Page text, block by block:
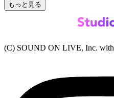
もっと見る
(C) SOUND ON LIVE, Inc.